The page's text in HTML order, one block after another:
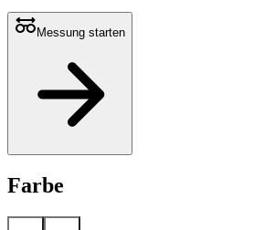
Messung starten
Farbe